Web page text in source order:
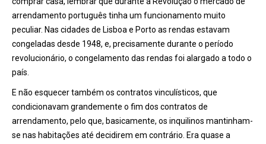
arrendamento português tinha um funcionamento muito
peculiar. Nas cidades de Lisboa e Porto as rendas estavam
congeladas desde 1948, e, precisamente durante o período
revolucionário, o congelamento das rendas foi alargado a todo o
país.
E não esquecer também os contratos vinculísticos, que
condicionavam grandemente o fim dos contratos de
arrendamento, pelo que, basicamente, os inquilinos mantinham-
se nas habitações até decidirem em contrário. Era quase a